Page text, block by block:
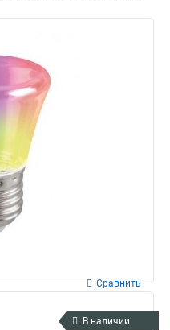
Сравнить
В наличии